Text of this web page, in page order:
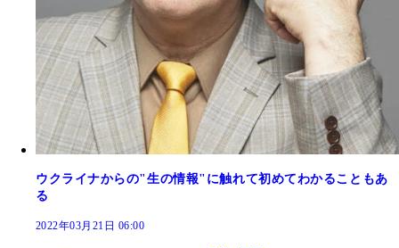
ウクライナからの"生の情報"に触れて初めてわかることもあ
る
2022年03月21日 06:00